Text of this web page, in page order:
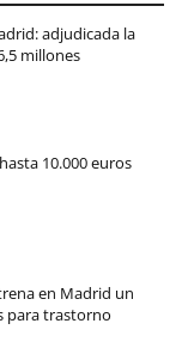
adjudicada la
millones
10.000 euros
en Madrid un
para trastorno